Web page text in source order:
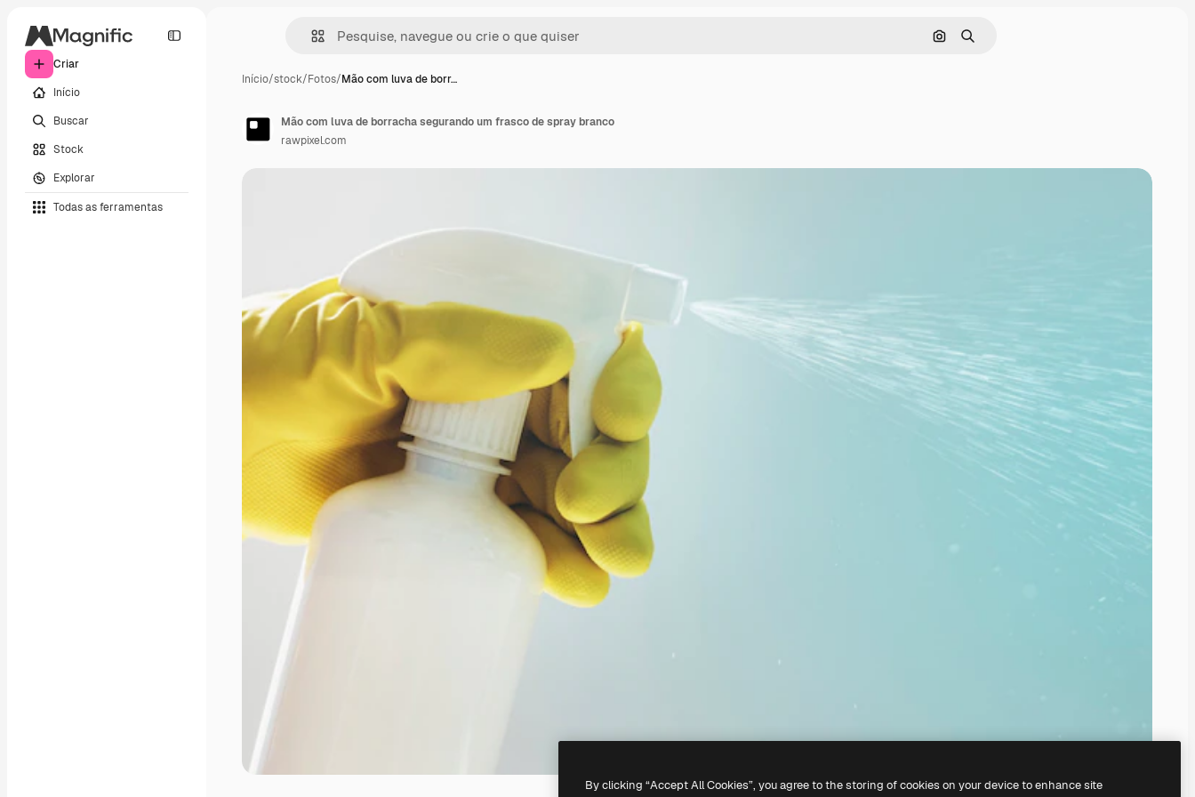
Criar
Início
Buscar
Stock
Explorar
Todas as ferramentas
Pesquisar por imagem
Buscar
Início/stock/Fotos/Mão com luva de borr…
Mão com luva de borracha segurando um frasco de spray branco
rawpixel.com
By clicking “Accept All Cookies”, you agree to the storing of cookies on your device to enhance site